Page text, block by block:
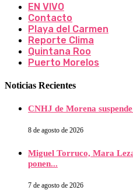
EN VIVO
Contacto
Playa del Carmen
Reporte Clima
Quintana Roo
Puerto Morelos
Noticias Recientes
CNHJ de Morena
8 de agosto de 2026
Miguel Torruco, Mara
ponen...
7 de agosto de 2026